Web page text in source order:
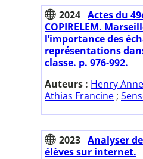
2024 Actes du
COPIRELEM.
l’importance des
représentations
classe. p. 976-992.
Auteurs : Henry Anne
Athias Francine ;
2023 Analyser
élèves sur internet.